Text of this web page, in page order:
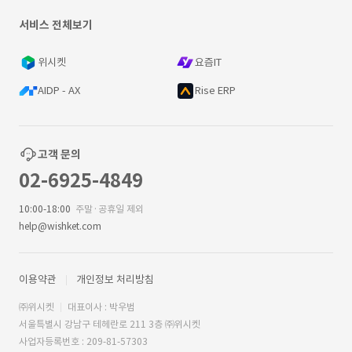
서비스 전체보기
위시켓 요즘IT
AIDP - AX Rise ERP
고객 문의
02-6925-4849
10:00-18:00 주말·공휴일 제외
help@wishket.com
이용약관 개인정보 처리방침
㈜위시켓
대표이사 : 박우범
서울특별시 강남구 테헤란로 211 3층 ㈜위시켓
사업자등록번호 : 209-81-57303